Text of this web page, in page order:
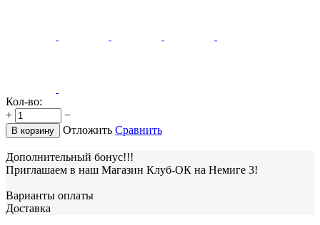
Кол-во:
+
−
В корзину Отложить Сравнить
Дополнительный бонус!!!
Приглашаем в наш Магазин Клуб-ОК на Немиге 3!
Варианты оплаты
Доставка